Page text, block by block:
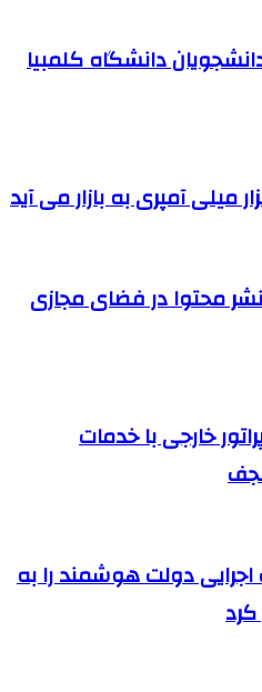
دانشگاه کلمبیا
نشر محتوا در فضای مجازی
خارجی با خدمات
دولت هوشمند را به